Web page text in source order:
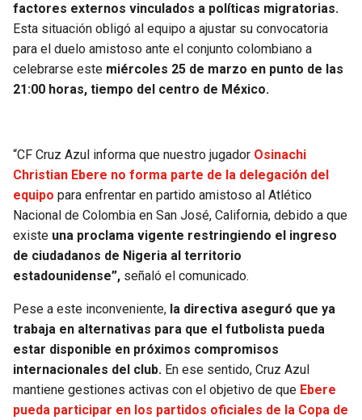
factores externos vinculados a políticas migratorias.
Esta situación obligó al equipo a ajustar su convocatoria
para el duelo amistoso ante el conjunto colombiano a
celebrarse este miércoles 25 de marzo en punto de las
21:00 horas, tiempo del centro de México.
“CF Cruz Azul informa que nuestro jugador Osinachi
Christian Ebere no forma parte de la delegación del
equipo para enfrentar en partido amistoso al Atlético
Nacional de Colombia en San José, California, debido a que
existe una proclama vigente restringiendo el ingreso
de ciudadanos de Nigeria al territorio
estadounidense”, señaló el comunicado.
Pese a este inconveniente, la directiva aseguró que ya
trabaja en alternativas para que el futbolista pueda
estar disponible en próximos compromisos
internacionales del club. En ese sentido, Cruz Azul
mantiene gestiones activas con el objetivo de que Ebere
pueda participar en los partidos oficiales de la Copa de